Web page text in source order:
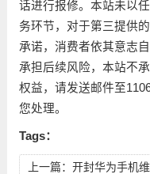
话进行报修。本站未以
务环节，对于第三提供
承诺，消费者依其意志
承担后续风险，本站不
权益，请发送邮件至
您处理。
Tags：
上一篇： 开封华为手机